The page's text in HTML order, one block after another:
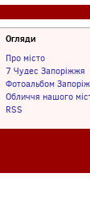
Огляди
Про місто
7 Чудес Запоріжжя
Фотоальбом
Обличчя нашого
RSS